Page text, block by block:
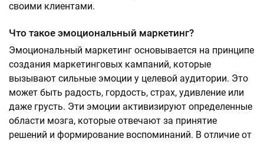
своими клиентами.
Что такое эмоциональный маркетинг?
Эмоциональный маркетинг основывается на принципе
создания маркетинговых кампаний, которые
вызывают сильные эмоции у целевой аудитории. Это
может быть радость, гордость, страх, удивление или
даже грусть. Эти эмоции активизируют определенные
области мозга, которые отвечают за принятие
решений и формирование воспоминаний. В отличие от